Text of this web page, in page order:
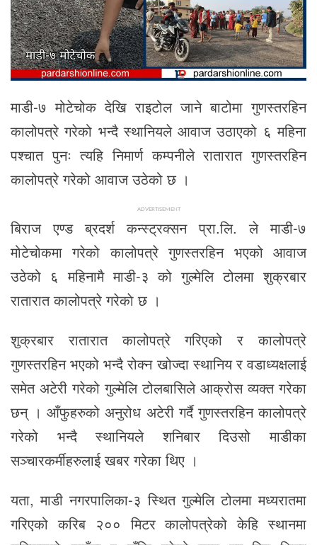
माडी-७ मोटेचोक देखि राइटोल जाने बाटोमा गुणस्तरहिन
कालोपत्रे गरेको भन्दै स्थानियले आवाज उठाएको ६ महिना
पश्चात पुनः त्यहि निमार्ण कम्पनीले रातारात गुणस्तरहिन
कालोपत्रे गरेको आवाज उठेको छ ।
ADVERTISEMENT
बिराज एण्ड ब्रदर्श कन्स्ट्रक्सन प्रा.लि. ले माडी-७
मोटेचोकमा गरेको कालोपत्रे गुणस्तरहिन भएको आवाज
उठेको ६ महिनामै माडी-३ को गुल्मेलि टोलमा शुक्रबार
रातारात कालोपत्रे गरेकाे छ ।
शुक्रबार रातारात कालोपत्रे गरिएको र कालोपत्रे
गुणस्तरहिन भएको भन्दै रोक्न खोज्दा स्थानिय र वडाध्यक्षलाई
समेत अटेरी गरेको गुल्मेलि टोलबासिले आक्रोस व्यक्त गरेका
छन् । आँफुहरुको अनुरोध अटेरी गर्दै गुणस्तरहिन कालोपत्रे
गरेको भन्दै स्थानियले शनिबार दिउसो माडीका
सञ्चारकर्मीहरुलाई खबर गरेका थिए ।
यता, माडी नगरपालिका-३ स्थित गुल्मेलि टोलमा मध्यरातमा
गरिएको करिब २०० मिटर कालोपत्रेको केहि स्थानमा